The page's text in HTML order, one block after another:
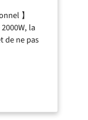
】
la
de ne pas
de
Vous